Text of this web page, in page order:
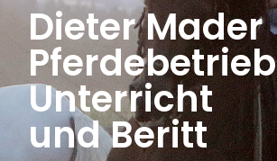
Dieter Mader
Pferdebetrieb
Unterricht
und Beritt